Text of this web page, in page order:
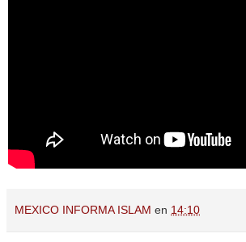
MEXICO INFORMA ISLAM en 14:10